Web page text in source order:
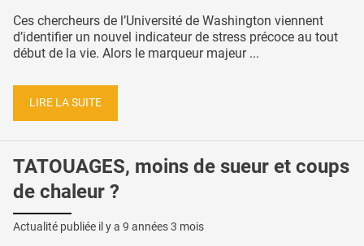
Ces chercheurs de l’Université de Washington viennent
d’identifier un nouvel indicateur de stress précoce au tout
début de la vie. Alors le marqueur majeur ...
LIRE LA SUITE
TATOUAGES, moins de sueur et coups
de chaleur ?
Actualité publiée il y a 9 années 3 mois